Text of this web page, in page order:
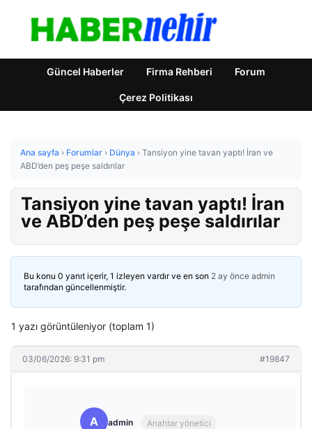
Güncel Haberler Firma Rehberi Forum
Çerez Politikası
Ana sayfa › Forumlar › Dünya › Tansiyon yine tavan yaptı! İran ve
ABD’den peş peşe saldırılar
Tansiyon yine tavan yaptı! İran
ve ABD’den peş peşe saldırılar
Bu konu 0 yanıt içerir, 1 izleyen vardır ve en son 2 ay önce admin
tarafından güncellenmiştir.
1 yazı görüntüleniyor (toplam 1)
03/06/2026: 9:31 pm #19847
A admin Anahtar yönetici